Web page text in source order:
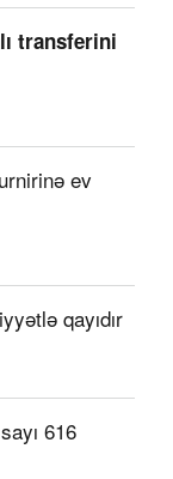
transferini
ev
qayıdır
616